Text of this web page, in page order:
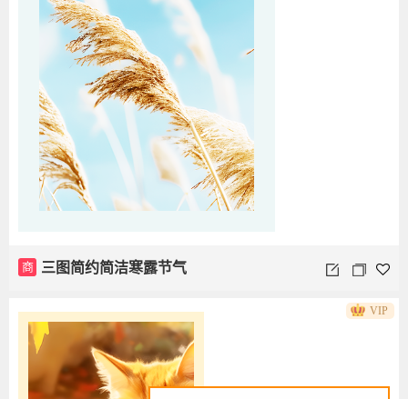
商 三图简约简洁寒露节气
VIP